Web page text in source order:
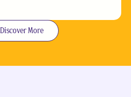
Discover More